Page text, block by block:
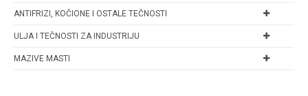
ANTIFRIZI, KOČIONE I OSTALE TEČNOSTI
ULJA I TEČNOSTI ZA INDUSTRIJU
MAZIVE MASTI